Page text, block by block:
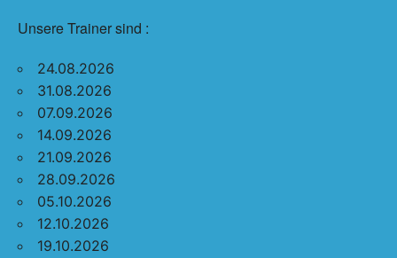
Unsere Trainer sind :
24.08.2026
31.08.2026
07.09.2026
14.09.2026
21.09.2026
28.09.2026
05.10.2026
12.10.2026
19.10.2026